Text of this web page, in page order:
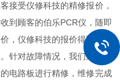
接受仪修科技的精修报价，
到顾客的伯乐PCR仪，随即
，仪修科技的报价得到顾客
针对故障情况，我们采购相
电路板进行精修，维修完成